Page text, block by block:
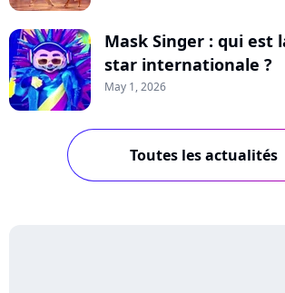
Mask Singer : qui est
star internationale ?
May 1, 2026
Toutes les actualités